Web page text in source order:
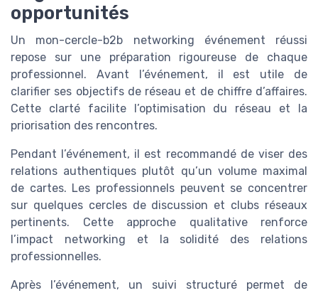
opportunités
Un mon-cercle-b2b networking événement réussi
repose sur une préparation rigoureuse de chaque
professionnel. Avant l’événement, il est utile de
clarifier ses objectifs de réseau et de chiffre d’affaires.
Cette clarté facilite l’optimisation du réseau et la
priorisation des rencontres.
Pendant l’événement, il est recommandé de viser des
relations authentiques plutôt qu’un volume maximal
de cartes. Les professionnels peuvent se concentrer
sur quelques cercles de discussion et clubs réseaux
pertinents. Cette approche qualitative renforce
l’impact networking et la solidité des relations
professionnelles.
Après l’événement, un suivi structuré permet de